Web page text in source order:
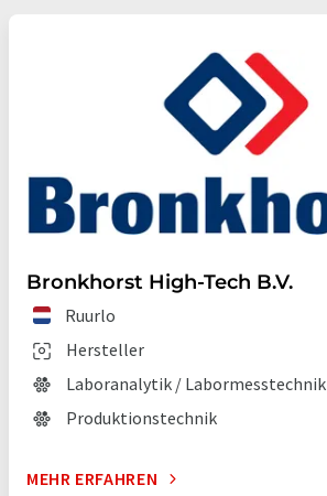
Bronkhorst High-Tech B.V.
Ruurlo
Hersteller
Laboranalytik / Labormesstechnik
Produktionstechnik
MEHR ERFAHREN